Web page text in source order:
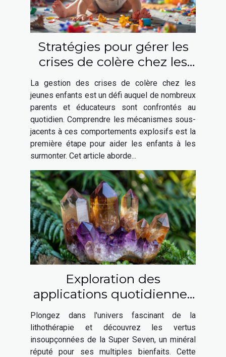
Stratégies pour gérer les
crises de colère chez les
jeunes enfants
La gestion des crises de colère chez les
jeunes enfants est un défi auquel de nombreux
parents et éducateurs sont confrontés au
quotidien. Comprendre les mécanismes sous-
jacents à ces comportements explosifs est la
première étape pour aider les enfants à les
surmonter. Cet article aborde...
Exploration des
applications quotidiennes
de la Super Seven en
lithothérapie
Plongez dans l'univers fascinant de la
lithothérapie et découvrez les vertus
insoupçonnées de la Super Seven, un minéral
réputé pour ses multiples bienfaits. Cette